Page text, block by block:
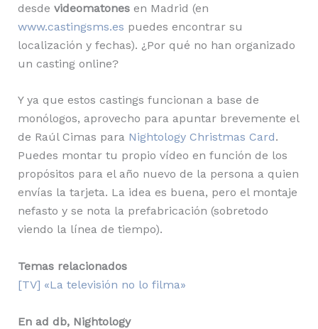
desde videomatonesen Madrid (en
www.castingsms.es puedes encontrar su
localización y fechas). ¿Por qué no han organizado
un casting online?
Y ya que estos castings funcionan a base de
monólogos, aprovecho para apuntar brevemente el
de Raúl Cimas para Nightology Christmas Card.
Puedes montar tu propio vídeo en función de los
propósitos para el año nuevo de la persona a quien
envías la tarjeta. La idea es buena, pero el montaje
nefasto y se nota la prefabricación (sobretodo
viendo la línea de tiempo).
Temas relacionados
[TV] «La televisión no lo filma»
En ad db, Nightology